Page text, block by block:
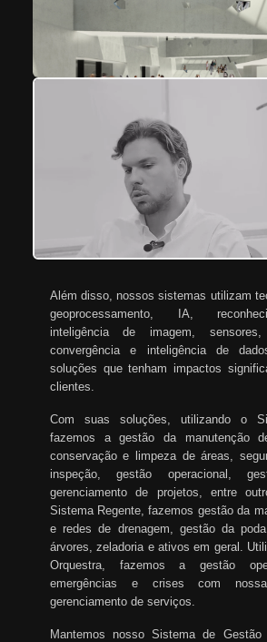
Além disso, nossos sistemas utilizam
geoprocessamento, IA,
inteligência de imagem,
convergência e inteligência de
soluções que tenham impactos
clientes.
Com suas soluções, utilizando o
fazemos a gestão da manutenção
conservação e limpeza de áreas,
inspeção, gestão operacional,
gerenciamento de projetos, entre
Sistema Regente, fazemos gestão da
e redes de drenagem, gestão da
árvores, zeladoria e ativos em geral.
Orquestra, fazemos a gestão
emergências e crises com
gerenciamento de serviços.
Mantemos nosso Sistema de Gestão